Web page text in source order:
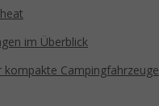
im Überblick
kompakte Campingfahrzeuge